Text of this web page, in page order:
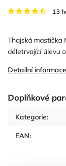
13
Thajská mastička
déletrvající úlevu
Detailní informace
Doplňkové
Kategorie:
EAN: